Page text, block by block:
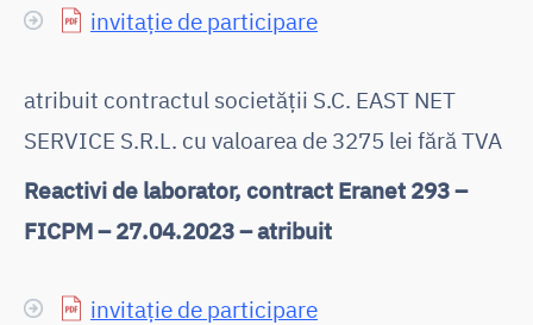
invitație de participare
atribuit contractul societății S.C. EAST NET
SERVICE S.R.L. cu valoarea de 3275 lei fără TVA
Reactivi de laborator, contract Eranet 293 –
FICPM – 27.04.2023 – atribuit
invitație de participare